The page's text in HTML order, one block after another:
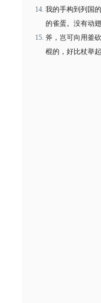
我的手构到列国
的雀蛋。没有动
斧，岂可向用釜
棍的，好比杖举